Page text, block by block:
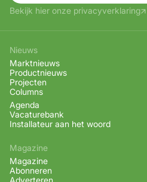
Bekijk hier onze privacyverklaring
Nieuws
Marktnieuws
Productnieuws
Projecten
Columns
Agenda
Vacaturebank
Installateur aan het woord
Magazine
Magazine
Abonneren